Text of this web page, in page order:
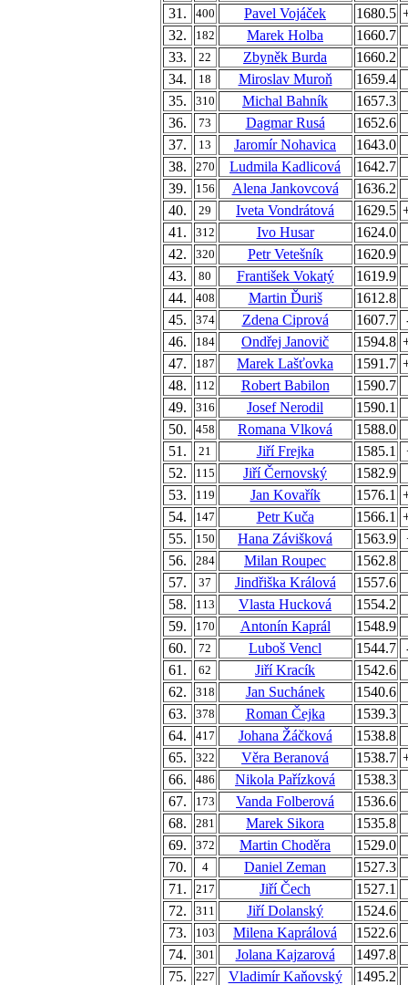
31.
400 Pavel Vojáček 1680.5
32.
182 Marek Holba
1660.7
33.
22 Zbyněk Burda
1660.2
34.
18 Miroslav Muroň
1659.4
35.
310 Michal Bahník
1657.3
36.
73 Dagmar Rusá
1652.6
37.
13 Jaromír Nohavica
1643.0
38.
270 Ludmila Kadlicová
1642.7
39.
156 Alena Jankovcová
1636.2
40.
29 Iveta Vondrátová 1629.5
41.
312 Ivo Husar
1624.0
42.
320 Petr Vetešník
1620.9
43.
80 František Vokatý
1619.9
44.
408 Martin Ďuriš
1612.8
45.
374 Zdena Ciprová 1607.7
46.
184 Ondřej Janovič 1594.8
47.
187 Marek Lašťovka 1591.7
48.
112 Robert Babilon
1590.7
49.
316 Josef Nerodil
1590.1
50.
458 Romana Vlková
1588.0
51.
21 Jiří Frejka 1585.1
52.
115 Jiří Černovský
1582.9
53.
119 Jan Kovařík 1576.1
54.
147 Petr Kuča 1566.1
55.
150 Hana Závišková 1563.9
56.
284 Milan Roupec
1562.8
57.
37 Jindřiška Králová
1557.6
58.
113 Vlasta Hucková
1554.2
59.
170 Antonín Kaprál
1548.9
60.
72 Luboš Vencl 1544.7
61.
62 Jiří Kracík
1542.6
62.
318 Jan Suchánek
1540.6
63.
378 Roman Čejka
1539.3
64.
417 Johana Žáčková
1538.8
65.
322 Věra Beranová 1538.7
66.
486 Nikola Pařízková
1538.3
67.
173 Vanda Folberová
1536.6
68.
281 Marek Sikora
1535.8
69.
372 Martin Choděra
1529.0
70.
4 Daniel Zeman
1527.3
71.
217 Jiří Čech
1527.1
72.
311 Jiří Dolanský
1524.6
73.
103 Milena Kaprálová
1522.6
74.
301 Jolana Kajzarová
1497.8
75.
227 Vladimír Kaňovský
1495.2